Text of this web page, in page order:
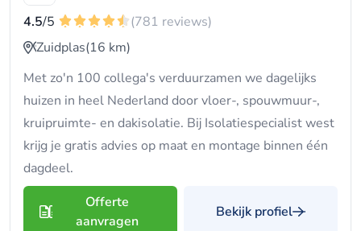
4.5/5
(781 reviews)
Zuidplas(16 km)
Met zo'n 100 collega's verduurzamen we dagelijks
huizen in heel Nederland door vloer-, spouwmuur-,
kruipruimte- en dakisolatie. Bij Isolatiespecialist west
krijg je gratis advies op maat en montage binnen één
dagdeel.
Offerte
aanvragen
Bekijk profiel